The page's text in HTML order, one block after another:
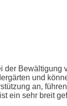
der Bewältigung
und
an,
ein sehr breit